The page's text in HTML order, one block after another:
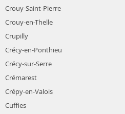
Crouy-Saint-Pierre
Crouy-en-Thelle
Crupilly
Crécy-en-Ponthieu
Crécy-sur-Serre
Crémarest
Crépy-en-Valois
Cuffies